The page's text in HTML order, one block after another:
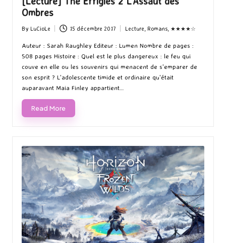
Ombres
Posted
by
By LuCioLe 15 décembre 2017
Posted
Lecture Romans, ★★★★☆
Auteur : Sarah Raughley Editeur : Lumen Nombre de pages :
508 pages Histoire : Quel est le plus dangereux : le feu qui
couve en elle ou les souvenirs qui menacent de s'emparer de
son esprit ? L'adolescente timide et ordinaire qu'était
auparavant Maia Finley appartient…
Read More